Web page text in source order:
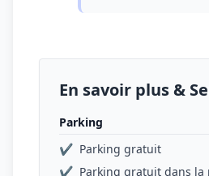
En savoir plus &
Parking
✔ Parking gratuit
✔ Parking gratuit dans la